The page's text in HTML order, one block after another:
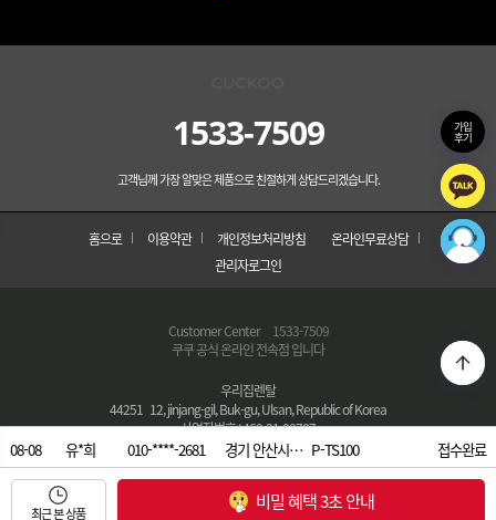
08-08 유*희 010-****-2681 경기 안산시… P-TS100
접수완료
08-08
박*한 010-****-4866 부산 부산진… CP-ABS100G
접수완료
08-08
엄*화 경기 고양시… CP-AQS100E
1533-7509
고객님께 가장 알맞은 제품으로 친절하게 상담드리겠습니다.
홈으로 이용약관 개인정보처리방침
온라인무료상담
관리자로그인
Customer Center
1533-7509
쿠쿠 공식 온라인 전속점 입니다
우리집렌탈
44251 12, jinjang-gil, Buk-gu, Ulsan, Republic of Korea
사업자번호 : 460-31-00787
통신판매번호 : 2020-buk-gu,Ulsan-0453호
대표자 : 김순옥
대표번호 :1533-7509
E-MAIL : poi098765@naver.com
최근 본 상품
비밀 혜택 3초 안내
가입
후기